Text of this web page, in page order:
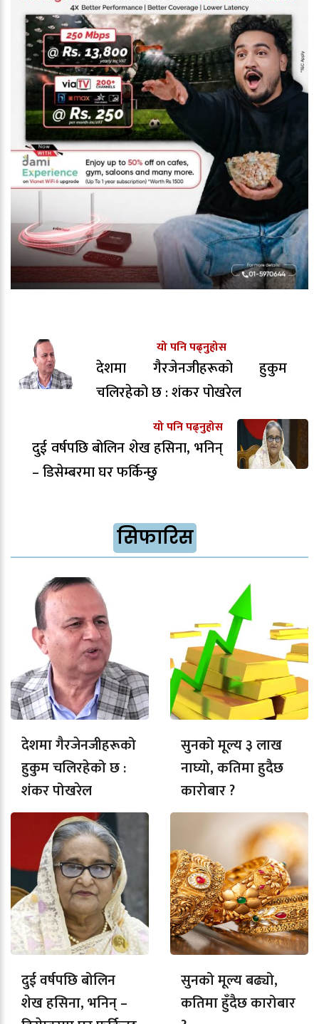
यो पनि पढ्नुहोस
देशमा गैरजेनजीहरूको हुकुम
चलिरहेको छ : शंकर पोखरेल
यो पनि पढ्नुहोस
दुई वर्षपछि बोलिन शेख हसिना, भनिन्
– डिसेम्बरमा घर फर्किन्छु
सिफारिस
देशमा गैरजेनजीहरूको
हुकुम चलिरहेको छ :
शंकर पोखरेल
सुनको मूल्य ३ लाख
नाघ्यो, कतिमा हुदैछ
कारोबार ?
दुई वर्षपछि बोलिन
शेख हसिना, भनिन् –
सुनको मूल्य बढ्यो,
कतिमा हुँदैछ कारोबार